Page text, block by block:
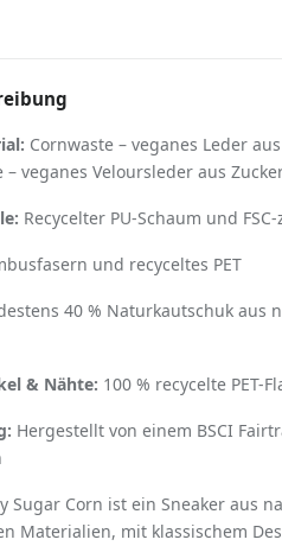
Cornwaste – veganes Leder
– veganes Veloursleder aus
Recycelter PU-Schaum und
und recyceltes PET
40 % Naturkautschuk aus
& Nähte: 100 % recycelte PET-
Hergestellt von einem BSCI
Sugar Corn ist ein Sneaker aus
Materialien, mit klassischem